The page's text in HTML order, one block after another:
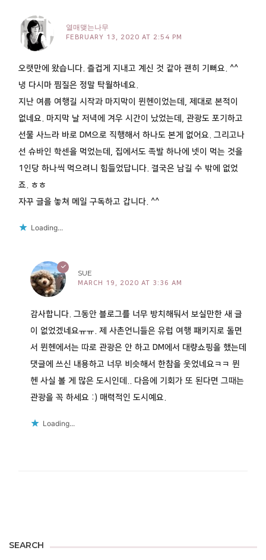
열매맺는나무
FEBRUARY 13, 2020 AT 2:54 PM
오랫만에 왔습니다. 즐겁게 지내고 계신 것 같아 괜히 기뻐요. ^^
냉 다시마 찜질은 정말 탁월하네요.
지난 여름 여행길 시작과 마지막이 뮌헨이었는데, 제대로 본적이
없네요. 마지막 날 저녁에 겨우 시간이 났었는데, 관광도 포기하고
선물 사느라 바로 DM으로 직행해서 하나도 본게 없어요. 그리고나
선 슈바인 학센을 먹었는데, 집에서도 족발 하나에 넷이 먹는 것을
1인당 하나씩 먹으려니 힘들었답니다. 결국은 남길 수 밖에 없었
죠. ㅎㅎ
자꾸 글을 놓쳐 메일 구독하고 갑니다. ^^
Loading...
SUE
MARCH 19, 2020 AT 3:36 AM
감사합니다. 그동안 블로그를 너무 방치해둬서 보실만한 새 글
이 없었겠네요ㅠㅠ. 제 사촌언니들은 유럽 여행 패키지로 돌면
서 뮌헨에서는 따로 관광은 안 하고 DM에서 대량쇼핑을 했는데
댓글에 쓰신 내용하고 너무 비슷해서 한참을 웃었네요ㅋㅋ 뮌
헨 사실 볼 게 많은 도시인데.. 다음에 기회가 또 된다면 그때는
관광을 꼭 하세요 :) 매력적인 도시예요.
Loading...
SEARCH